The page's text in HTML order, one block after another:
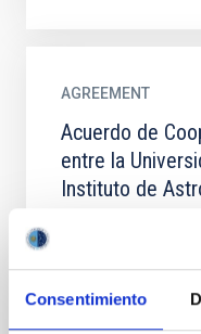
Consentimiento
AGREEMENT
Acuerdo de
entre la
Instituto de
El acuerdo tiene
tecnologías
formalizando los...